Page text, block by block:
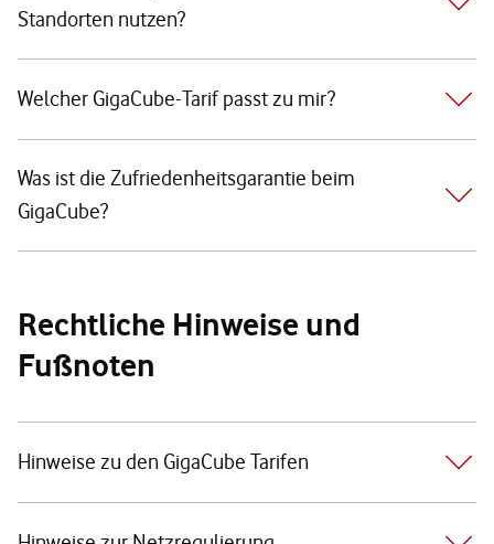
Standorten nutzen?
Welcher GigaCube-Tarif passt zu mir?
Was ist die Zufriedenheitsgarantie beim
GigaCube?
Rechtliche Hinweise und
Fußnoten
Hinweise zu den GigaCube Tarifen